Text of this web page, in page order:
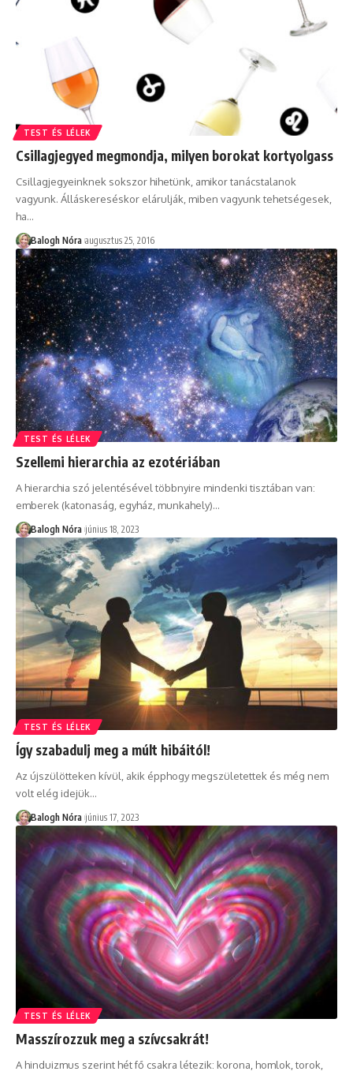
TEST ÉS LÉLEK
Csillagjegyed megmondja, milyen borokat kortyolgass
Csillagjegyeinknek sokszor hihetünk, amikor tanácstalanok
vagyunk. Álláskereséskor elárulják, miben vagyunk tehetségesek,
ha…
Balogh Nóra augusztus 25, 2016
TEST ÉS LÉLEK
Szellemi hierarchia az ezotériában
A hierarchia szó jelentésével többnyire mindenki tisztában van:
emberek (katonaság, egyház, munkahely)…
Balogh Nóra június 18, 2023
TEST ÉS LÉLEK
Így szabadulj meg a múlt hibáitól!
Az újszülötteken kívül, akik épphogy megszületettek és még nem
volt elég idejük…
Balogh Nóra június 17, 2023
TEST ÉS LÉLEK
Masszírozzuk meg a szívcsakrát!
A hinduizmus szerint hét fő csakra létezik: korona, homlok, torok,